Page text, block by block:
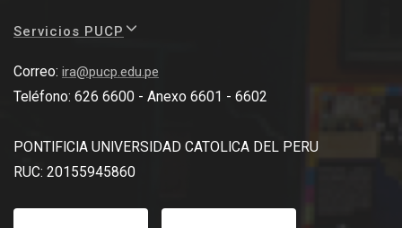
Servicios PUCP
Correo: ira@pucp.edu.pe
Teléfono: 626 6600 - Anexo 6601 - 6602
PONTIFICIA UNIVERSIDAD CATOLICA DEL PERU
RUC: 20155945860